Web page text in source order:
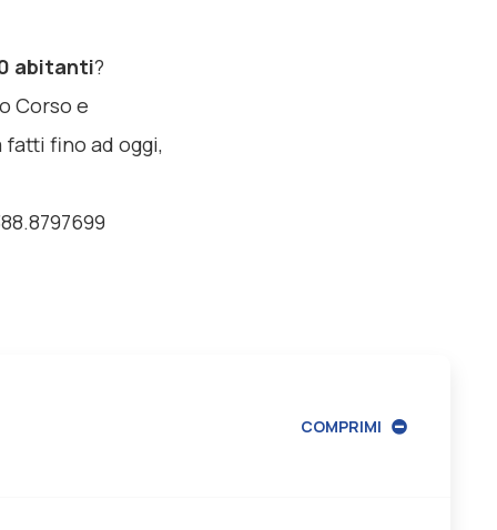
abitanti?
Corso e
fino ad oggi,
COMPRIMI